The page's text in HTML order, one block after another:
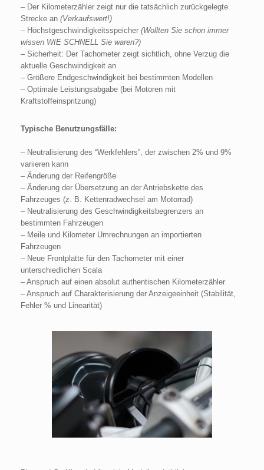
– Der Kilometerzähler zeigt nur die tatsächlich zurückgelegte
Strecke an (Verkaufswert!)
– Höchstgeschwindigkeitsspeicher (Wollten Sie schon immer
wissen WIE SCHNELL Sie waren?)
– Sicherheit: Der Tachometer zeigt sichtlich, ohne Verzug die
aktuelle Geschwindigkeit an
– Größere Endgeschwindigkeit bei bestimmten Modellen
– Optimale Leistungsabgabe (bei Motoren mit
Kraftstoffeinspritzung)
Typische Benutzungsfälle:
– Neutralisierung des “Werkfehlers”, der zwischen 2% und 9%
variieren kann
– Änderung der Reifengröße
– Änderung der Übersetzung an der Antriebskette des
Fahrzeuges (z. B. Kettenradwechsel am Motorrad)
– Neutralisierung des Geschwindigkeitsbegrenzers an
bestimmten Fahrzeugen
– Meile und Kilometer Umrechnungen an importierten
Fahrzeugen
– Neue Frontplatte für den Tachometer mit einer
unterschiedlichen Scala
– Anspruch auf einen absolut authentischen Kilometerzähler
– Anspruch auf Charakterisierung der Anzeigeeinheit (Stabilität,
Fehler % und Linearität)